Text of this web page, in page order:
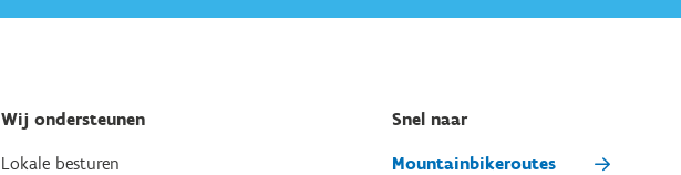
Wij ondersteunen
Lokale besturen
Snel naar
Mountainbikeroutes